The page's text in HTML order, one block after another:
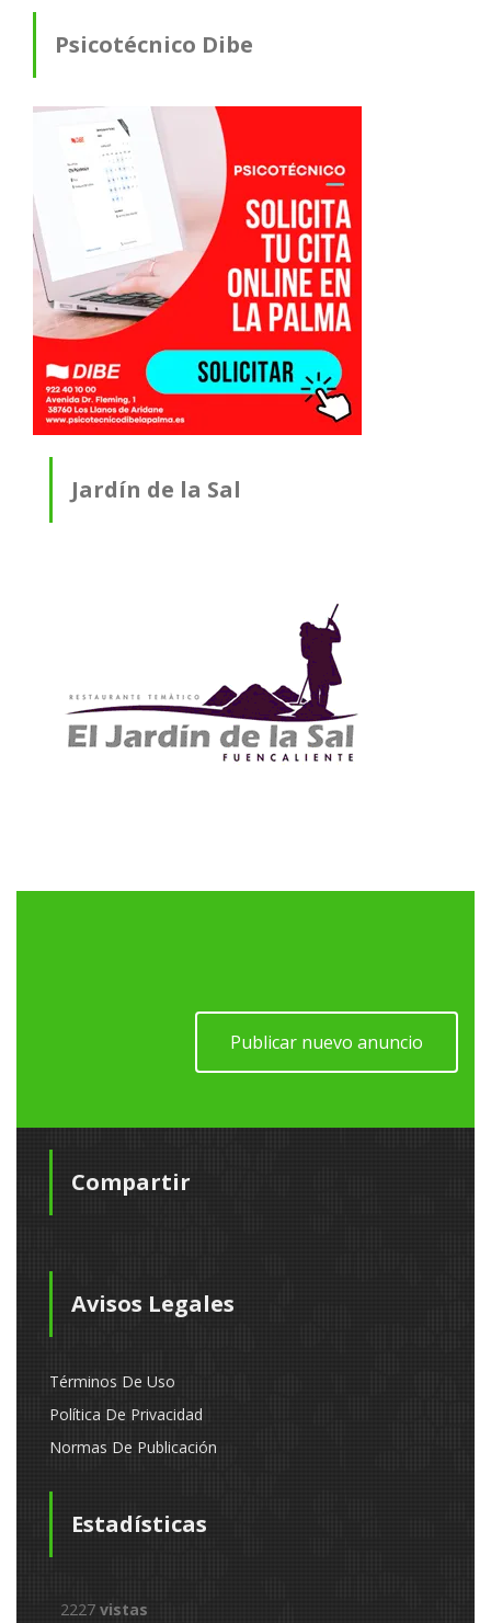
Psicotécnico Dibe
Jardín de la Sal
Publicar nuevo anuncio
Compartir
Avisos Legales
Términos De Uso
Política De Privacidad
Normas De Publicación
Estadísticas
2227 vistas